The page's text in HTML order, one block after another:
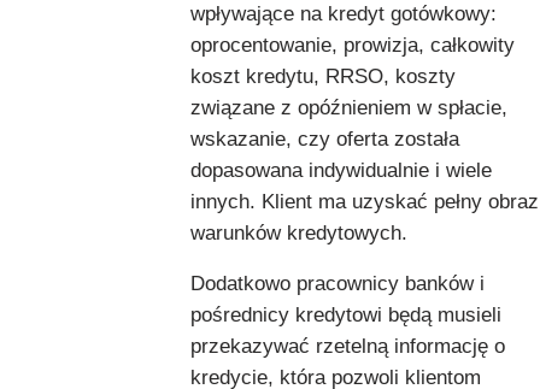
wpływające na kredyt gotówkowy:
oprocentowanie, prowizja, całkowity
koszt kredytu, RRSO, koszty
związane z opóźnieniem w spłacie,
wskazanie, czy oferta została
dopasowana indywidualnie i wiele
innych. Klient ma uzyskać pełny obraz
warunków kredytowych.
Dodatkowo pracownicy banków i
pośrednicy kredytowi będą musieli
przekazywać rzetelną informację o
kredycie, która pozwoli klientom